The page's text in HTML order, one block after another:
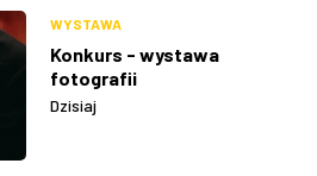
WYSTAWA
Konkurs - wystawa
fotografii
Dzisiaj